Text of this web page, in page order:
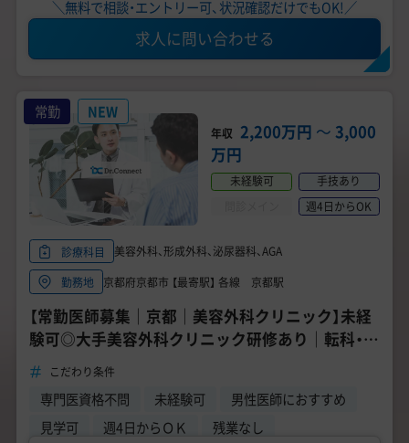
＼無料で相談・エントリー可、状況確認だけでもOK!／
求人に問い合わせる
常勤 NEW
年収 2,200万円 〜 3,000
万円
未経験可
手技あり
週4日からOK
診療科目
美容外科、形成外科、泌尿器科、AGA
勤務地
京都府京都市 【最寄駅】 各線 京都駅
【常勤医師募集｜京都｜美容外科クリニック】未経
験可◎大手美容外科クリニック研修あり｜転科・未
経験歓迎｜週4日から勤務相談可能
こだわり条件
専門医資格不問 未経験可
男性医師におすすめ
見学可
週4日からＯＫ 残業なし